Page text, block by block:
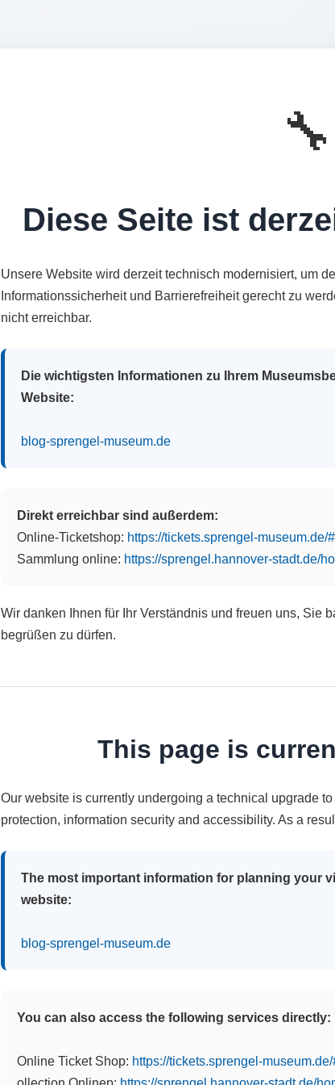
🔧
Diese Seite ist
Unsere Website wird derzeit technisch modernisiert, um
Informationssicherheit und Barrierefreiheit gerecht zu
nicht erreichbar.
Die wichtigsten Informationen zu Ihrem
Website:
blog-sprengel-museum.de
Direkt erreichbar sind außerdem:
Online-Ticketshop: https://tickets.sprengel-
Sammlung online: https://sprengel.hannover-stadt.de/
Wir danken Ihnen für Ihr Verständnis und freuen uns, Sie
begrüßen zu dürfen.
This page is
Our website is currently undergoing a technical upgrade
protection, information security and accessibility. As a
The most important information for planning your
website:
blog-sprengel-museum.de
You can also access the following services directly:
Online Ticket Shop: https://tickets.sprengel-